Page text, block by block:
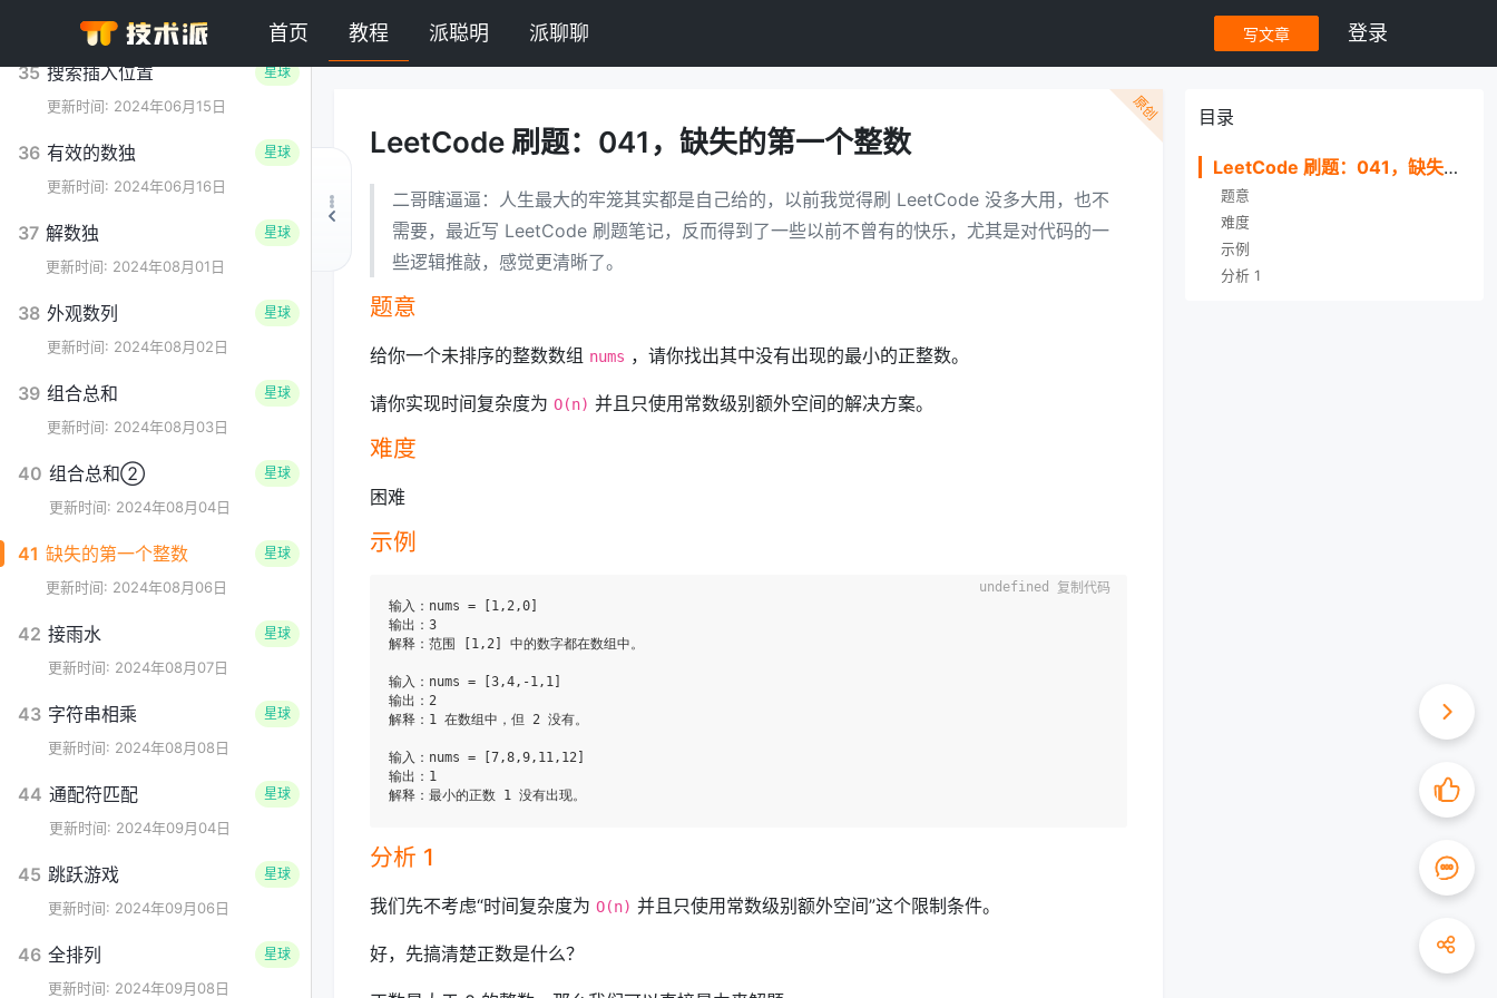
首页 教程 派聪明 派聊聊 写文章 登录
更新时间: 2024年06月14日
35 搜索插入位置
更新时间: 2024年06月15日
星球
36 有效的数独
更新时间: 2024年06月16日
星球
37 解数独
更新时间: 2024年08月01日
星球
38 外观数列
更新时间: 2024年08月02日
星球
39 组合总和
更新时间: 2024年08月03日
星球
40 组合总和②
更新时间: 2024年08月04日
星球
41 缺失的第一个整数
更新时间: 2024年08月06日
星球
42 接雨水
更新时间: 2024年08月07日
星球
43 字符串相乘
更新时间: 2024年08月08日
星球
44 通配符匹配
更新时间: 2024年09月04日
星球
45 跳跃游戏
更新时间: 2024年09月06日
星球
46 全排列
更新时间: 2024年09月08日
星球
原创
LeetCode 刷题：041，缺失的第一个整数
二哥瞎逼逼：人生最大的牢笼其实都是自己给的，以前我觉得刷 LeetCode 没多大用，也不
需要，最近写 LeetCode 刷题笔记，反而得到了一些以前不曾有的快乐，尤其是对代码的一
些逻辑推敲，感觉更清晰了。
题意
给你一个未排序的整数数组 nums ，请你找出其中没有出现的最小的正整数。
请你实现时间复杂度为 O(n) 并且只使用常数级别额外空间的解决方案。
难度
困难
示例
输入：nums = [1,2,0]
输出：3
解释：范围 [1,2] 中的数字都在数组中。
输入：nums = [3,4,-1,1]
输出：2
解释：1 在数组中，但 2 没有。
输入：nums = [7,8,9,11,12]
输出：1
复制代码
分析 1
我们先不考虑“时间复杂度为 O(n) 并且只使用常数级别额外空间”这个限制条件。
好，先搞清楚正数是什么？
目录
LeetCode 刷题：041，缺失的第一个整数
题意
难度
示例
分析 1